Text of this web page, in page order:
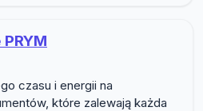
czasu i energii na
które zalewają każda